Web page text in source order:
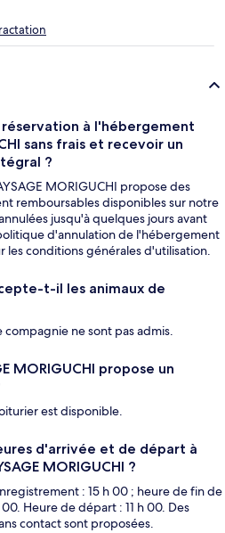
réservation à l'hébergement
sans frais et recevoir un
?
MORIGUCHI propose des
remboursables disponibles sur notre
jusqu'à quelques jours avant
d'annulation de l'hébergement
les conditions générales d'utilisation.
t-il les animaux de
compagnie ne sont pas admis.
MORIGUCHI propose un
est disponible.
d'arrivée et de départ à
MORIGUCHI ?
: 15 h 00 ; heure de fin de
Heure de départ : 11 h 00. Des
contact sont proposées.